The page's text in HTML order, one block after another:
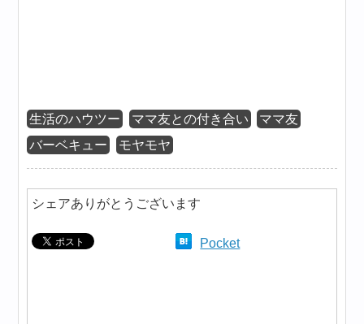
生活のハウツー ママ友との付き合い
ママ友
バーベキュー
モヤモヤ
シェアありがとうございます
Pocket